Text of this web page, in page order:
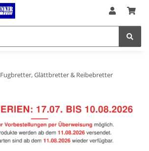
Fugbretter, Glättbretter & Reibebretter